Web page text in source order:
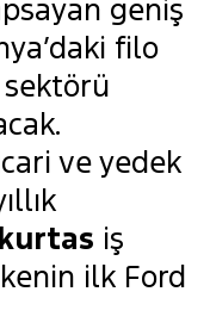
geniş
filo
ve yedek
iş
ilk Ford